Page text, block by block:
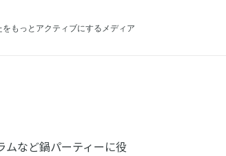
をもっとアクティブにするメディア
ムなど鍋パーティーに役